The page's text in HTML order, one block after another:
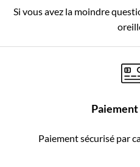
Si vous avez la moindre
Paiement sécurisé par